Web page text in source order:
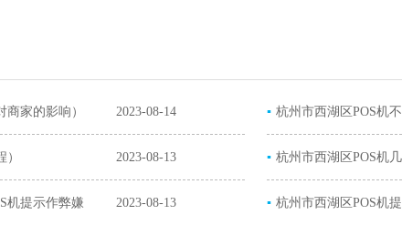
家的影响） 2023-08-14 ▪ 杭州市西湖区POS机
解决办法）
2023-08-13 ▪ 杭州市西湖区POS机
机提示作弊嫌 2023-08-13 ▪ 杭州市西湖区POS机